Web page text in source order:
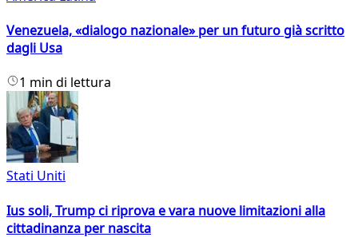
Venezuela, «dialogo nazionale» per un futuro già scritto
dagli Usa
1 min di lettura
Stati Uniti
Ius soli, Trump ci riprova e vara nuove limitazioni alla
cittadinanza per nascita